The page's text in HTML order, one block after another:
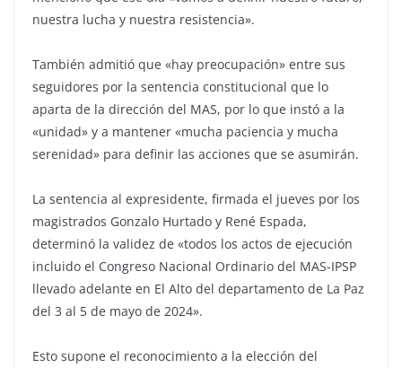
nuestra lucha y nuestra resistencia».
También admitió que «hay preocupación» entre sus
seguidores por la sentencia constitucional que lo
aparta de la dirección del MAS, por lo que instó a la
«unidad» y a mantener «mucha paciencia y mucha
serenidad» para definir las acciones que se asumirán.
La sentencia al expresidente, firmada el jueves por los
magistrados Gonzalo Hurtado y René Espada,
determinó la validez de «todos los actos de ejecución
incluido el Congreso Nacional Ordinario del MAS-IPSP
llevado adelante en El Alto del departamento de La Paz
del 3 al 5 de mayo de 2024».
Esto supone el reconocimiento a la elección del